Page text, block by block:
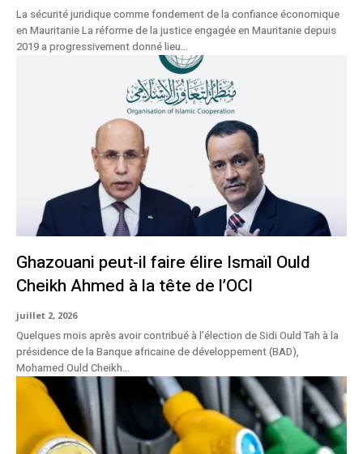
La sécurité juridique comme fondement de la confiance économique
en Mauritanie La réforme de la justice engagée en Mauritanie depuis
2019 a progressivement donné lieu...
Ghazouani peut-il faire élire Ismaïl Ould
Cheikh Ahmed à la tête de l’OCI
juillet 2, 2026
Quelques mois après avoir contribué à l’élection de Sidi Ould Tah à la
présidence de la Banque africaine de développement (BAD),
Mohamed Ould Cheikh...